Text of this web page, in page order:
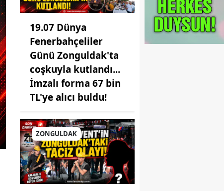
19.07 Dünya
Fenerbahçeliler
Günü Zonguldak'ta
coşkuyla kutlandı...
İmzalı forma 67 bin
TL'ye alıcı buldu!
ZONGULDAK